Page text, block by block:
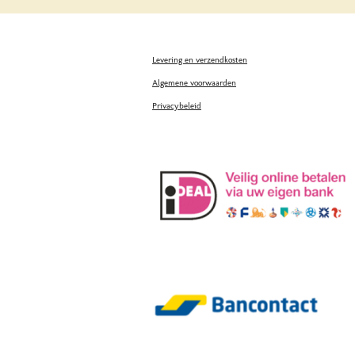
Levering en verzendkosten
Algemene voorwaarden
Privacybeleid